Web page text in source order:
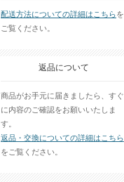
配送方法についての詳細はこちらを
ご覧ください。
返品について
商品がお手元に届きましたら、すぐ
に内容のご確認をお願いいたしま
す。
返品・交換についての詳細はこちら
をご覧ください。